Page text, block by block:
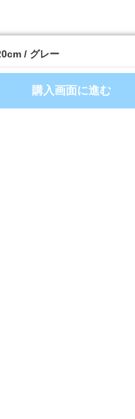
/ グレー
購入画面に進む
/ グレー
購入画面に進む